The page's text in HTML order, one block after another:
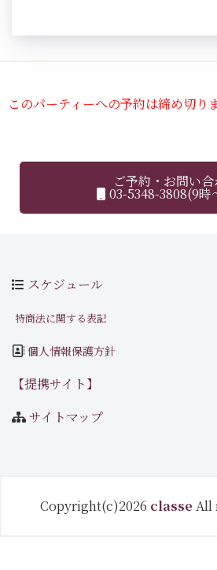
このパーティーへの予約は締め切り
ご予約・お問い
03-5348-3808(9時
スケジュール
特商法に関する表記
個人情報保護方針
【提携サイト】
サイトマップ
Copyright(c)2026 classe All